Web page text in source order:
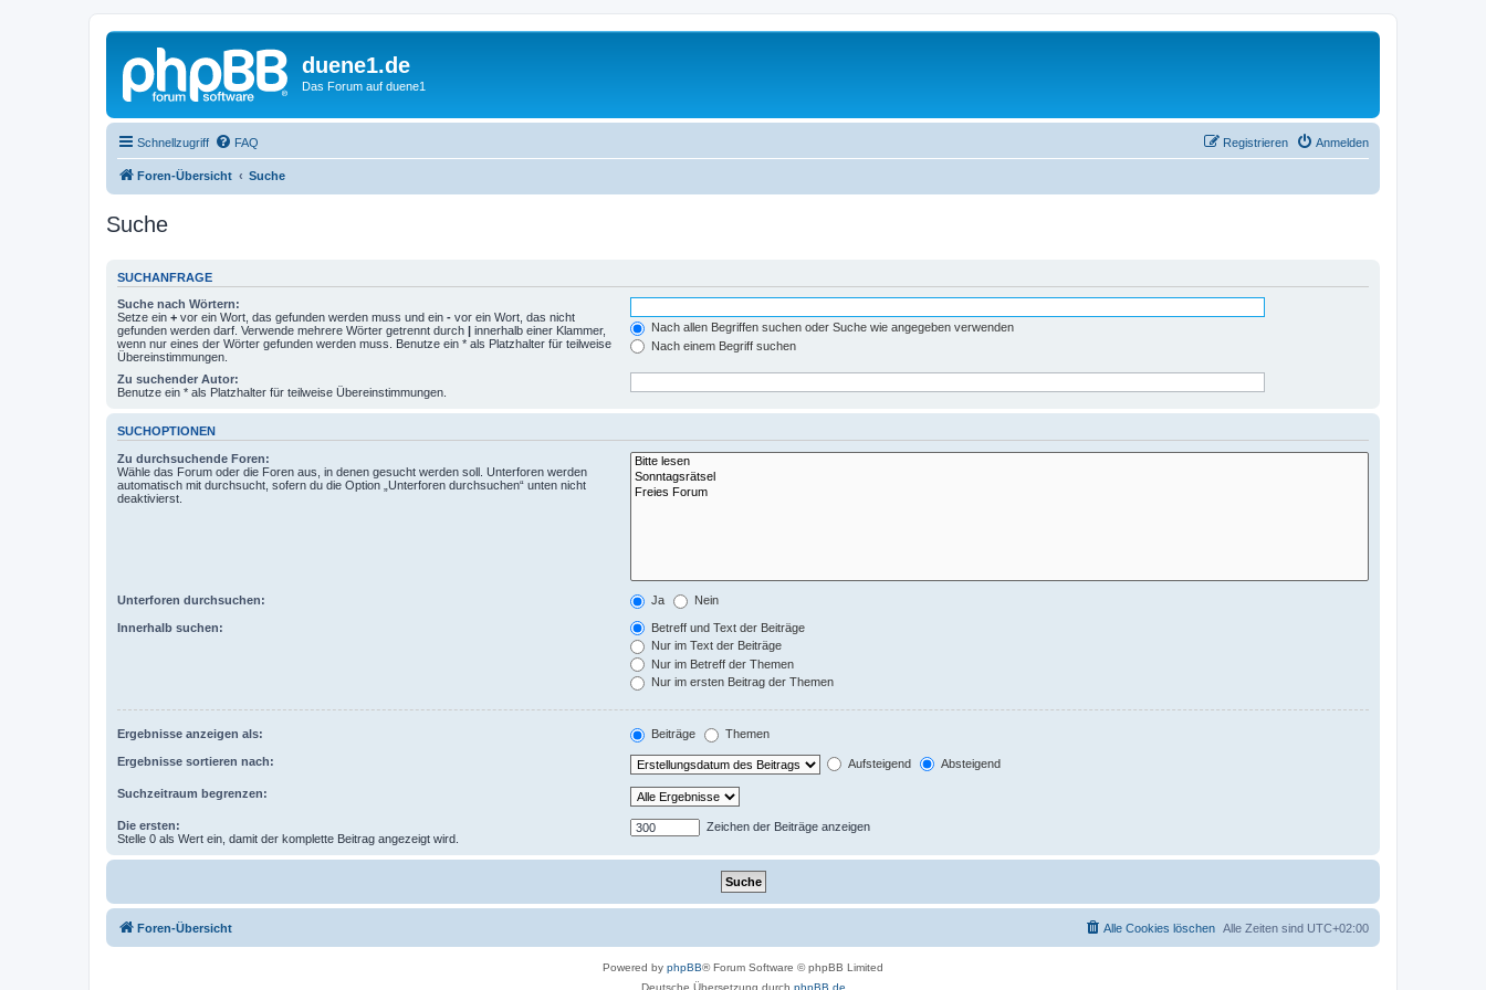
duene1.de
Das Forum auf duene1
Schnellzugriff FAQ Anmelden
Registrieren
Foren-Übersicht Suche
Suche
SUCHANFRAGE
Suche nach Wörtern:
Setze ein + vor ein Wort, das gefunden werden muss und ein - vor ein Wort, das nicht
gefunden werden darf. Verwende mehrere Wörter getrennt durch | innerhalb einer Klammer,
wenn nur eines der Wörter gefunden werden muss. Benutze ein * als Platzhalter für teilweise
Übereinstimmungen.
Nach allen Begriffen suchen oder Suche wie angegeben verwenden
Nach einem Begriff suchen
Zu suchender Autor:
Benutze ein * als Platzhalter für teilweise Übereinstimmungen.
SUCHOPTIONEN
Zu durchsuchende Foren:
Wähle das Forum oder die Foren aus, in denen gesucht werden soll. Unterforen werden
automatisch mit durchsucht, sofern du die Option „Unterforen durchsuchen“ unten nicht
deaktivierst.
Unterforen durchsuchen: Ja Nein
Innerhalb suchen:
Betreff und Text der Beiträge
Nur im Text der Beiträge
Nur im Betreff der Themen
Nur im ersten Beitrag der Themen
Ergebnisse anzeigen als: Beiträge Themen
Ergebnisse sortieren nach: Aufsteigend Absteigend
Suchzeitraum begrenzen:
Die ersten:
Stelle 0 als Wert ein, damit der komplette Beitrag angezeigt wird.
Zeichen der Beiträge anzeigen
Foren-Übersicht Alle Zeiten sind UTC+02:00
Alle Cookies löschen
Powered by phpBB® Forum Software © phpBB Limited
Deutsche Übersetzung durch phpBB.de